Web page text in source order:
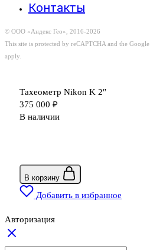
Контакты
© ООО «Андекс Гео», 2016-2026
This site is protected by reCAPTCHA and the Google
apply.
Тахеометр Nikon K 2″
375 000 ₽
В наличии
В корзину
Добавить в избранное
Авторизация